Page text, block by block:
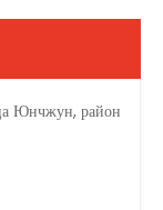
Юнчжун, район